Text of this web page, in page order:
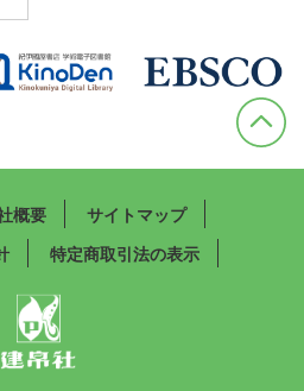
概要
サイトマップ
特定商取引法の表示